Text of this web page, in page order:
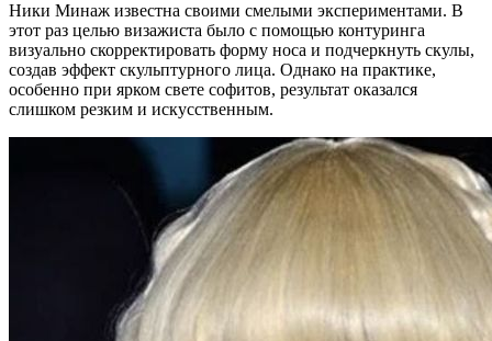
Ники Минаж известна своими смелыми экспериментами. В
этот раз целью визажиста было с помощью контуринга
визуально скорректировать форму носа и подчеркнуть скулы,
создав эффект скульптурного лица. Однако на практике,
особенно при ярком свете софитов, результат оказался
слишком резким и искусственным.